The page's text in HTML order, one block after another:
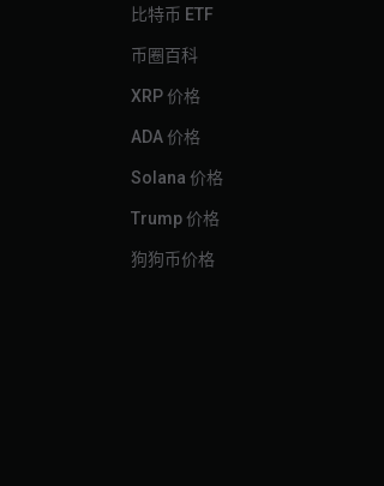
比特币 ETF
币圈百科
XRP 价格
ADA 价格
Solana 价格
Trump 价格
狗狗币价格